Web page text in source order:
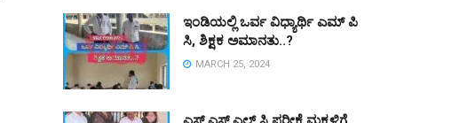
ಇಂಡಿಯಲ್ಲಿ ಒರ್ವ ವಿಧ್ಯಾರ್ಥಿ ಎಮ್ ಪಿ
ಸಿ, ಶಿಕ್ಷಕ ಅಮಾನತು..?
MARCH 25, 2024